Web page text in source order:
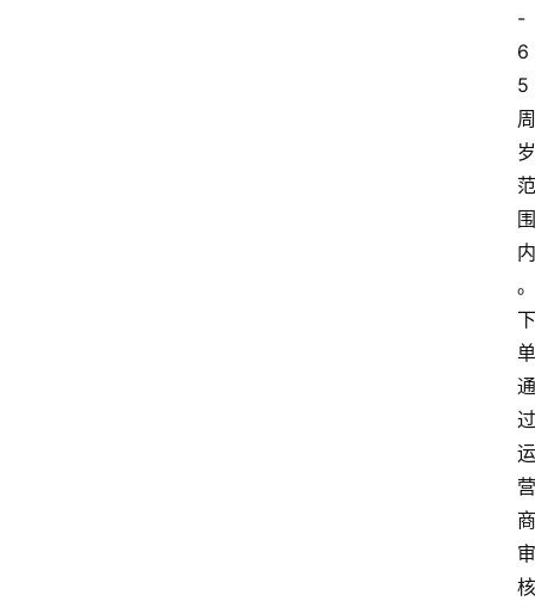
-
6
5
周
岁
范
围
内
。
下
单
通
过
运
营
商
审
核